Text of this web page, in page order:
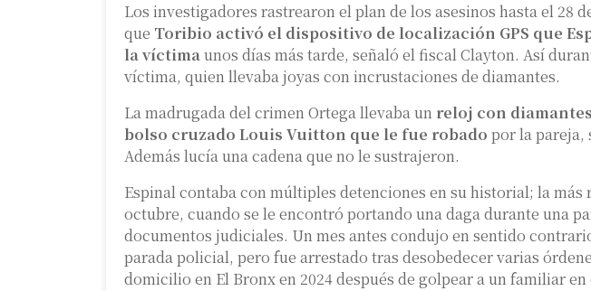
Los investigadores rastrearon el plan de los asesinos hasta el 28
que Toribio activó el dispositivo de localización GPS que
la víctimaunos días más tarde, señaló el fiscal Clayton. Así
víctima, quien llevaba joyas con incrustaciones de diamantes.
La madrugada del crimen Ortega llevaba un reloj con
bolso cruzado Louis Vuitton que le fue robado por la pareja,
Además lucía una cadena que no le sustrajeron.
Espinal contaba con múltiples detenciones en su historial; la
octubre, cuando se le encontró portando una daga durante una
documentos judiciales. Un mes antes condujo en sentido
parada policial, pero fue arrestado tras desobedecer varias
domicilio en El Bronx en 2024 después de golpear a un familiar